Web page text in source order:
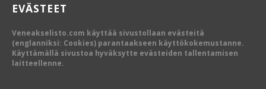
EVÄSTEET
Veneakselisto.com käyttää sivustollaan evästeitä
(englanniksi: Cookies) parantaakseen käyttökokemustanne.
Käyttämällä sivustoa hyväksytte evästeiden tallentamisen
laitteellenne.